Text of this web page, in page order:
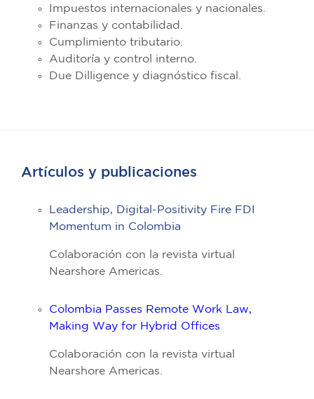
Impuestos internacionales y nacionales.
Finanzas y contabilidad.
Cumplimiento tributario.
Auditoría y control interno.
Due Dilligence y diagnóstico fiscal.
Artículos y publicaciones
Leadership, Digital-Positivity Fire FDI
Momentum in Colombia
Colaboración con la revista virtual
Nearshore Americas.
Colombia Passes Remote Work Law,
Making Way for Hybrid Offices
Colaboración con la revista virtual
Nearshore Americas.